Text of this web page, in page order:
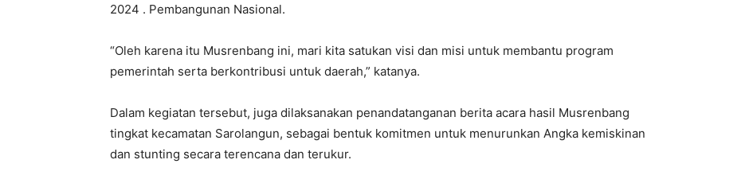
2024 . Pembangunan Nasional.
“Oleh karena itu Musrenbang ini, mari kita satukan visi dan misi untuk membantu program
pemerintah serta berkontribusi untuk daerah,” katanya.
Dalam kegiatan tersebut, juga dilaksanakan penandatanganan berita acara hasil Musrenbang
tingkat kecamatan Sarolangun, sebagai bentuk komitmen untuk menurunkan Angka kemiskinan
dan stunting secara terencana dan terukur.